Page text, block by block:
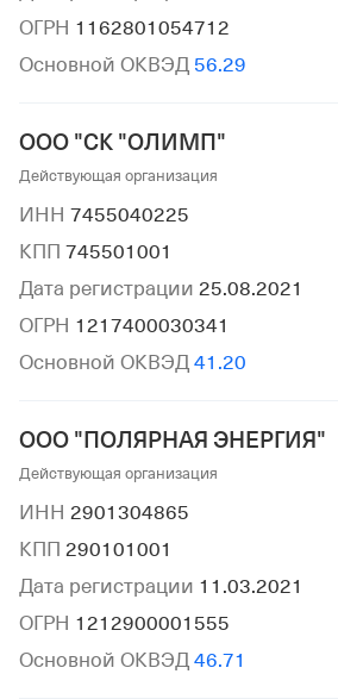
ОГРН 1162801054712
Основной ОКВЭД 56.29
ООО "СК "ОЛИМП"
Действующая организация
ИНН 7455040225
КПП 745501001
Дата регистрации 25.08.2021
ОГРН 1217400030341
Основной ОКВЭД 41.20
ООО "ПОЛЯРНАЯ ЭНЕРГИЯ"
Действующая организация
ИНН 2901304865
КПП 290101001
Дата регистрации 11.03.2021
ОГРН 1212900001555
Основной ОКВЭД 46.71